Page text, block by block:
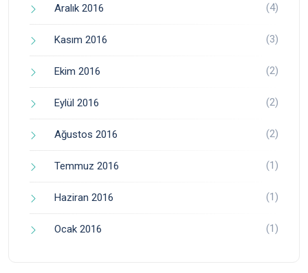
Aralık 2016 (4)
Kasım 2016 (3)
Ekim 2016 (2)
Eylül 2016 (2)
Ağustos 2016 (2)
Temmuz 2016 (1)
Haziran 2016 (1)
Ocak 2016 (1)